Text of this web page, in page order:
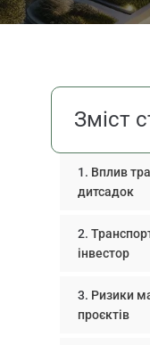
Зміст
Вплив
дитсадок
інвестор
Ризики
проєктів